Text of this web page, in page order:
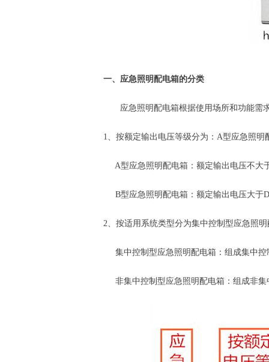
一、应急照明配电箱的分类
应急照明配电箱根据使用场所和功能需
1、按额定输出电压等级分为：A型应急照
A型应急照明配电箱：额定输出电压不大
B型应急照明配电箱：额定输出电压大于
2、按适用系统类型分为集中控制型应急照
集中控制型应急照明配电箱：组成集中控
非集中控制型应急照明配电箱：组成非集